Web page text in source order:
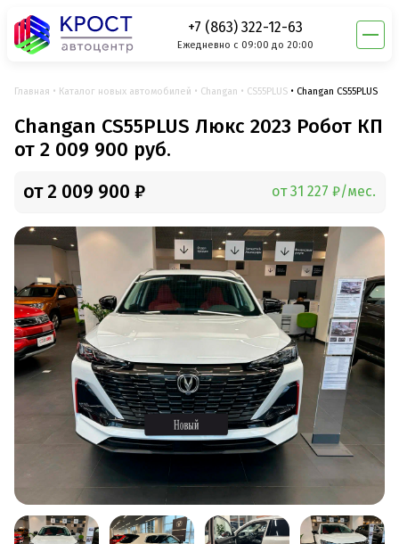
+7 (863) 322-12-63
Ежедневно с 09:00 до 20:00
Главная Каталог новых автомобилей Changan CS55PLUS Changan CS55PLUS
Changan CS55PLUS Люкс 2023 Робот КП
от 2 009 900 руб.
от 2 009 900 ₽ от 31 227 ₽/мес.